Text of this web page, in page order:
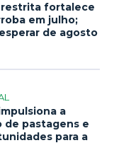
fortalece
em julho;
de agosto
a
de pastagens e
para a